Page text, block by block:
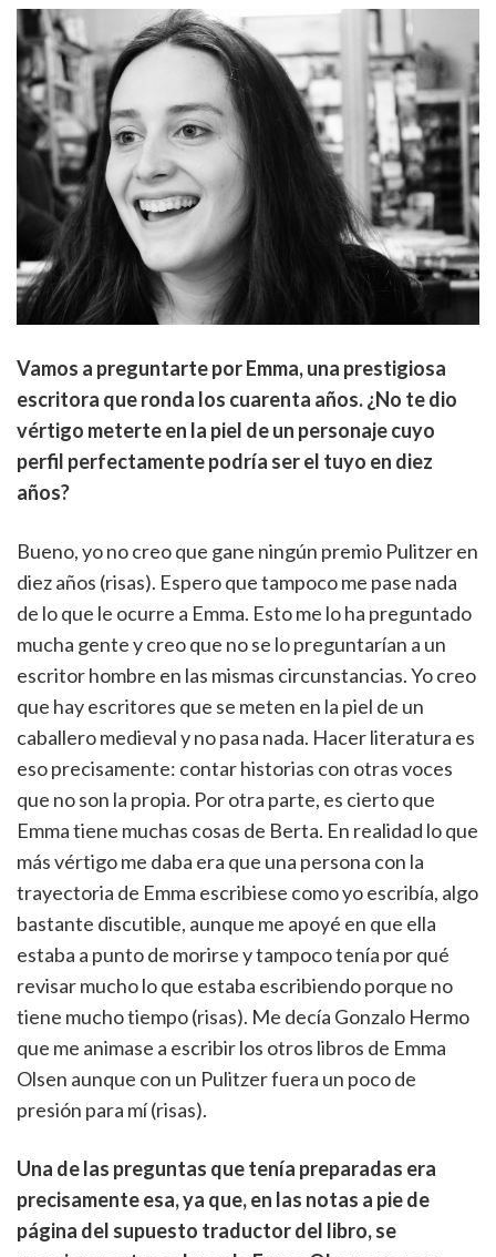
Vamos a preguntarte por Emma, una prestigiosa
escritora que ronda los cuarenta años. ¿No te dio
vértigo meterte en la piel de un personaje cuyo
perfil perfectamente podría ser el tuyo en diez
años?
Bueno, yo no creo que gane ningún premio Pulitzer en
diez años (risas). Espero que tampoco me pase nada
de lo que le ocurre a Emma. Esto me lo ha preguntado
mucha gente y creo que no se lo preguntarían a un
escritor hombre en las mismas circunstancias. Yo creo
que hay escritores que se meten en la piel de un
caballero medieval y no pasa nada. Hacer literatura es
eso precisamente: contar historias con otras voces
que no son la propia. Por otra parte, es cierto que
Emma tiene muchas cosas de Berta. En realidad lo que
más vértigo me daba era que una persona con la
trayectoria de Emma escribiese como yo escribía, algo
bastante discutible, aunque me apoyé en que ella
estaba a punto de morirse y tampoco tenía por qué
revisar mucho lo que estaba escribiendo porque no
tiene mucho tiempo (risas). Me decía Gonzalo Hermo
que me animase a escribir los otros libros de Emma
Olsen aunque con un Pulitzer fuera un poco de
presión para mí (risas).
Una de las preguntas que tenía preparadas era
precisamente esa, ya que, en las notas a pie de
página del supuesto traductor del libro, se